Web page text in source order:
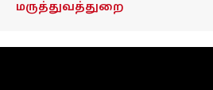
மருத்துவத்துறை